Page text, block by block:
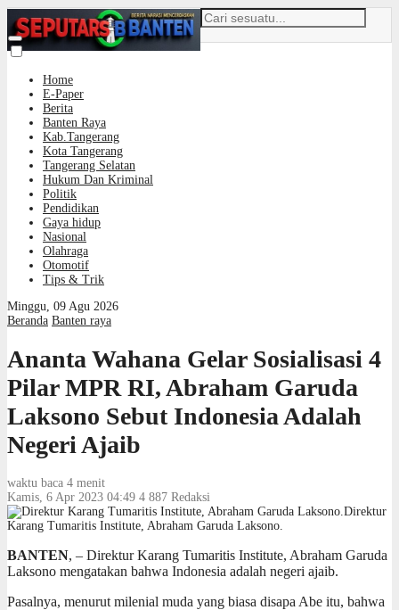
Home
E-Paper
Berita
Banten Raya
Kab.Tangerang
Kota Tangerang
Tangerang Selatan
Hukum Dan Kriminal
Politik
Pendidikan
Gaya hidup
Nasional
Olahraga
Otomotif
Tips & Trik
Minggu, 09 Agu 2026
Beranda Banten raya
Ananta Wahana Gelar Sosialisasi 4
Pilar MPR RI, Abraham Garuda
Laksono Sebut Indonesia Adalah
Negeri Ajaib
waktu baca 4 menit
Kamis, 6 Apr 2023 04:49 4 887 Redaksi
Direktur
Karang Tumaritis Institute, Abraham Garuda Laksono.
BANTEN, – Direktur Karang Tumaritis Institute, Abraham Garuda
Laksono mengatakan bahwa Indonesia adalah negeri ajaib.
Pasalnya, menurut milenial muda yang biasa disapa Abe itu, bahwa